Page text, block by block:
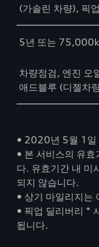
(가솔린 차량), 픽
5년 또는
차량점검, 엔진 오
애드블루 (디젤차
• 2020년 5월 1일
• 본 서비스의 유
다. 유효기간 내 미
되지 않습니다.
• 상기 마일리지는
• 픽업 딜리버리 *
됩니다.